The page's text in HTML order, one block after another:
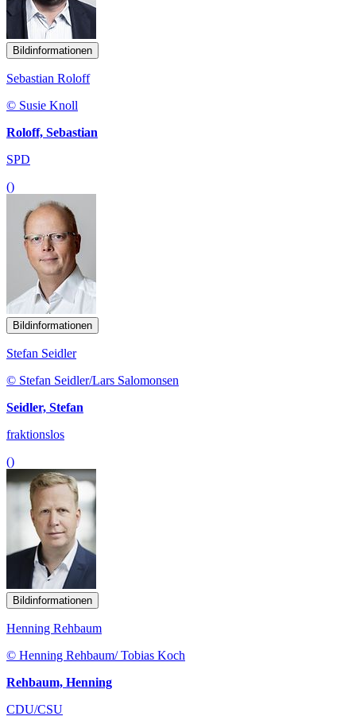
Bildinformationen
Sebastian Roloff
© Susie Knoll
Roloff, Sebastian
SPD
()
Bildinformationen
Stefan Seidler
© Stefan Seidler/Lars Salomonsen
Seidler, Stefan
fraktionslos
()
Bildinformationen
Henning Rehbaum
© Henning Rehbaum/ Tobias Koch
Rehbaum, Henning
CDU/CSU